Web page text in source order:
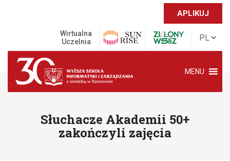
APLIKUJ
Wirtualna
Uczelnia
MENU
Słuchacze Akademii 50+
zakończyli zajęcia